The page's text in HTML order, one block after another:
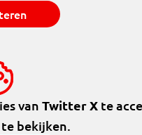
van Twitter Xte
bekijken.